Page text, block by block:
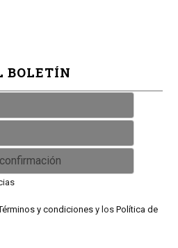
BOLETÍN
y condicionesy los Política de